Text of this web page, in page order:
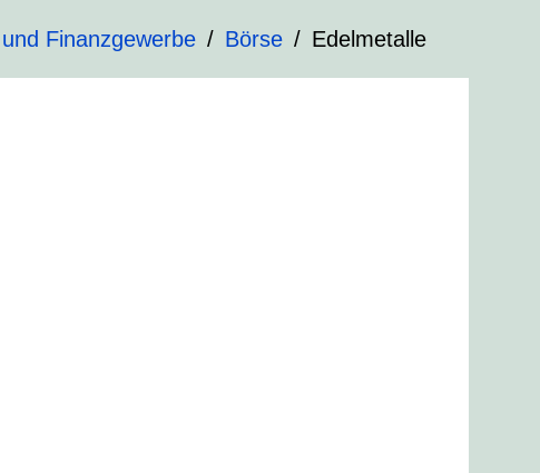
Finanzgewerbe Börse Edelmetalle